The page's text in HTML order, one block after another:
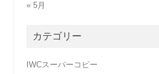
« 5月
カテゴリー
IWCスーパーコピー